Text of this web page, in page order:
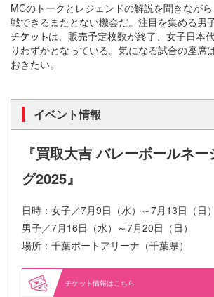
MCのトークとレジェンドの解説を聞きなが
戦できるまたとない機会だ。注目を集める男
は、販売予定枚数が終了、女子日本
りわずかとなっている。気になる試合の座席
おきたい。
イベント情報
『買取大吉 バレーボールネ
グ2025』
日時：女子／7月9日（水）～7月13日（日）
男子／7月16日（水）～7月20日（日）
場所：千葉ポートアリーナ（千葉県）
情報はこちら